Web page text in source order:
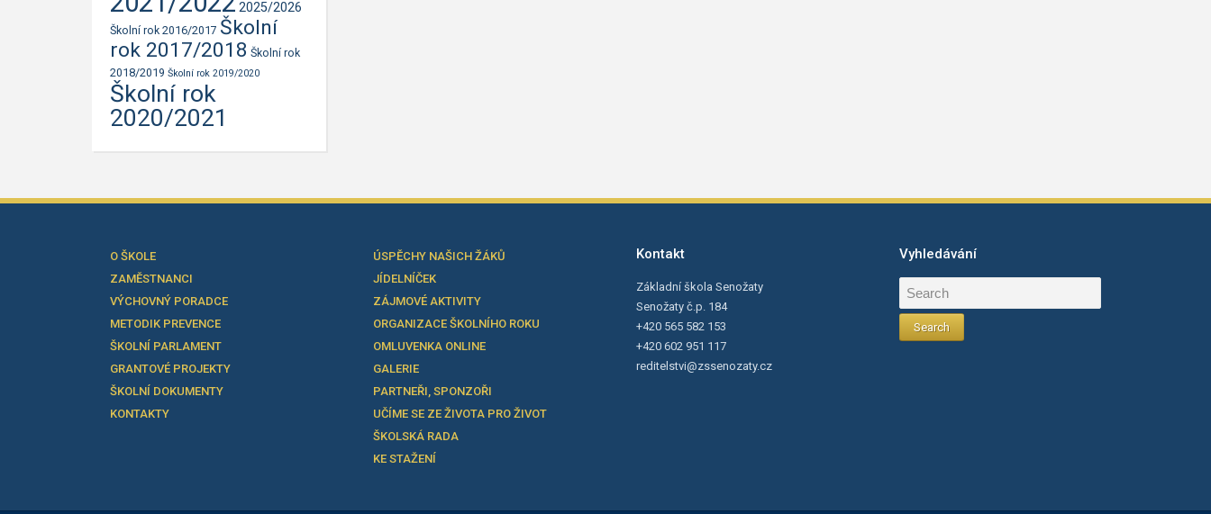
2025/2026
Školní rok 2016/2017 Školní
rok 2017/2018 Školní rok
2018/2019 Školní rok 2019/2020
Školní rok
2020/2021
O ŠKOLE
ZAMĚSTNANCI
VÝCHOVNÝ PORADCE
METODIK PREVENCE
ŠKOLNÍ PARLAMENT
GRANTOVÉ PROJEKTY
ŠKOLNÍ DOKUMENTY
KONTAKTY
ÚSPĚCHY NAŠICH ŽÁKŮ
JÍDELNÍČEK
ZÁJMOVÉ AKTIVITY
ORGANIZACE ŠKOLNÍHO ROKU
OMLUVENKA ONLINE
GALERIE
PARTNEŘI, SPONZOŘI
UČÍME SE ZE ŽIVOTA PRO ŽIVOT
ŠKOLSKÁ RADA
KE STAŽENÍ
Kontakt
Základní škola Senožaty
Senožaty č.p. 184
+420 565 582 153
+420 602 951 117
reditelstvi@zssenozaty.cz
Vyhledávání